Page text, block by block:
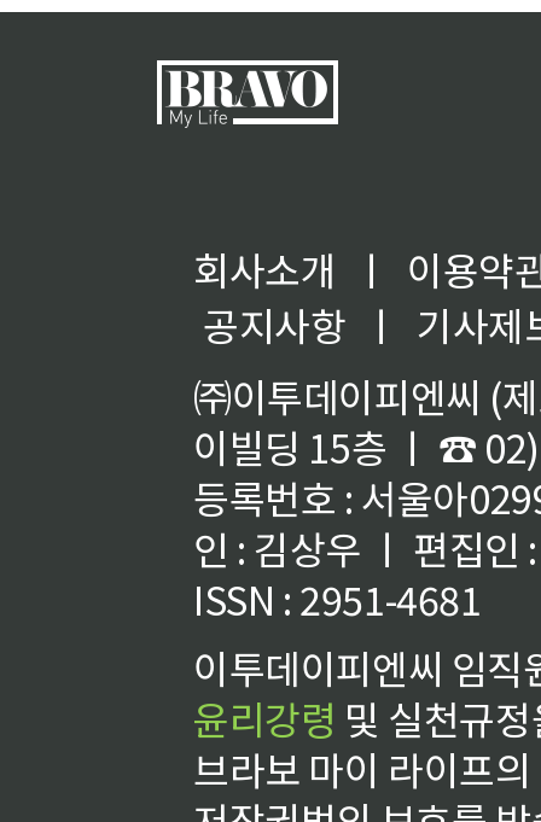
회사소개 ㅣ
이용약
공지사항
ㅣ
기사제
㈜이투데이피엔씨 (
이빌딩 15층 ㅣ ☎
등록번호 : 서울아
인 : 김상우 ㅣ 편집인
ISSN : 2951-4681
이투데이피엔씨 임
윤리강령 및 실천규
브라보 마이 라이프